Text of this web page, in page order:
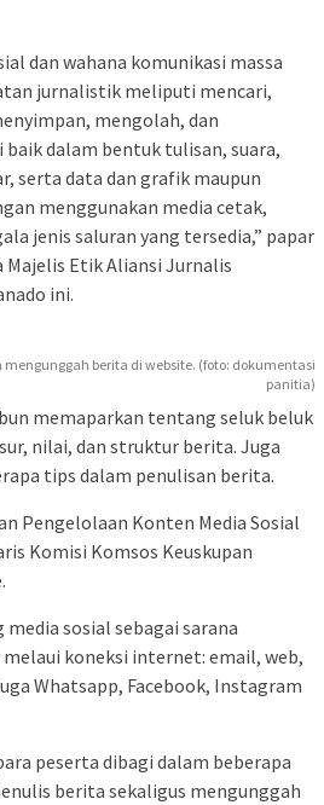
dan wahana komunikasi massa
jurnalistik meliputi mencari,
mengolah, dan
dalam bentuk tulisan, suara,
serta data dan grafik maupun
menggunakan media cetak,
jenis saluran yang tersedia,” papar
Majelis Etik Aliansi Jurnalis
ini.
berita di website. (foto: dokumentasi
panitia)
memaparkan tentang seluk beluk
nilai, dan struktur berita. Juga
tips dalam penulisan berita.
Pengelolaan Konten Media Sosial
Komisi Komsos Keuskupan
sosial sebagai sarana
koneksi internet: email, web,
Whatsapp, Facebook, Instagram
peserta dibagi dalam beberapa
berita sekaligus mengunggah